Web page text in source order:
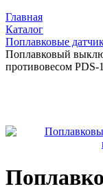
Главная
Каталог
Поплавковые
Поплавковый
противовесом PDS-